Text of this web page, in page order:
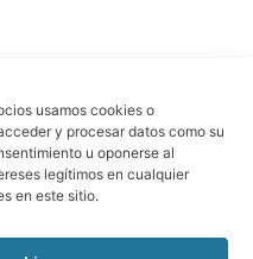
usamos cookies o
y procesar datos como su
u oponerse al
legítimos en cualquier
en este sitio.
de privacidad Aviso legal